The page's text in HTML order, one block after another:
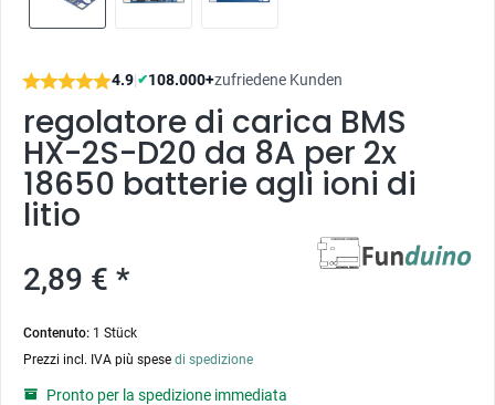
4.9|✔108.000+zufriedene Kunden
regolatore di carica BMS
HX-2S-D20 da 8A per 2x
18650 batterie agli ioni di
litio
2,89 € *
Contenuto: 1 Stück
Prezzi incl. IVA più spese di spedizione
Pronto per la spedizione immediata